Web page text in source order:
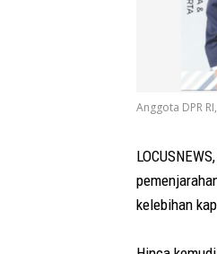
Anggota DPR
kelebihan